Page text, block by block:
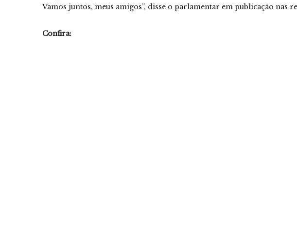
Vamos juntos, meus amigos”, disse o parlamentar em publicação nas
Confira: